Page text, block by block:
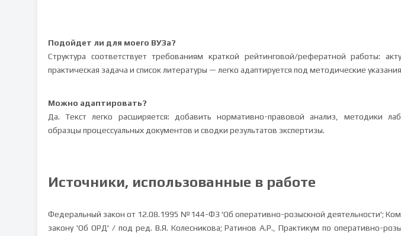
Подойдет ли для моего ВУЗа?
Структура соответствует требованиям краткой рейтинговой/рефератной работы:
практическая задача и список литературы — легко адаптируется под методические
Можно адаптировать?
Да. Текст легко расширяется: добавить нормативно-правовой анализ, методики
образцы процессуальных документов и сводки результатов экспертизы.
Источники, использованные в работе
Федеральный закон от 12.08.1995 №144-ФЗ 'Об оперативно-розыскной деятельности';
закону 'Об ОРД' / под ред. В.Я. Колесникова; Ратинов А.Р., Практикум по оперативно-